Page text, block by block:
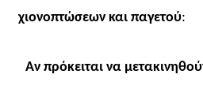
χιονοπτώσεων και παγετού:
Αν πρόκειται να